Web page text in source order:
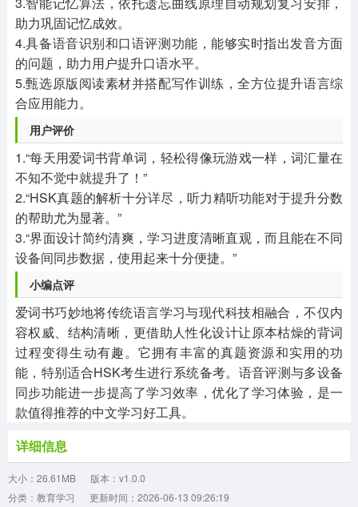
助力巩固记忆成效。
4.具备语音识别和口语评测功能，能够实时指出发音方面
的问题，助力用户提升口语水平。
5.甄选原版阅读素材并搭配写作训练，全方位提升语言综
合应用能力。
用户评价
1.“每天用爱词书背单词，轻松得像玩游戏一样，词汇量在
不知不觉中就提升了！”
2.“HSK真题的解析十分详尽，听力精听功能对于提升分数
的帮助尤为显著。”
3.“界面设计简约清爽，学习进度清晰直观，而且能在不同
设备间同步数据，使用起来十分便捷。”
小编点评
爱词书巧妙地将传统语言学习与现代科技相融合，不仅内
容权威、结构清晰，更借助人性化设计让原本枯燥的背词
过程变得生动有趣。它拥有丰富的真题资源和实用的功
能，特别适合HSK考生进行系统备考。语音评测与多设备
同步功能进一步提高了学习效率，优化了学习体验，是一
款值得推荐的中文学习好工具。
详细信息
大小：26.61MB
版本：v1.0.0
分类：教育学习
更新时间：2026-06-13 09:26:19